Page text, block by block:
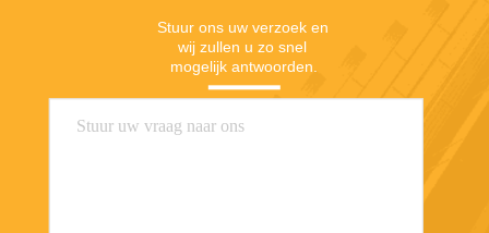
Stuur ons uw verzoek en
wij zullen u zo snel
mogelijk antwoorden.